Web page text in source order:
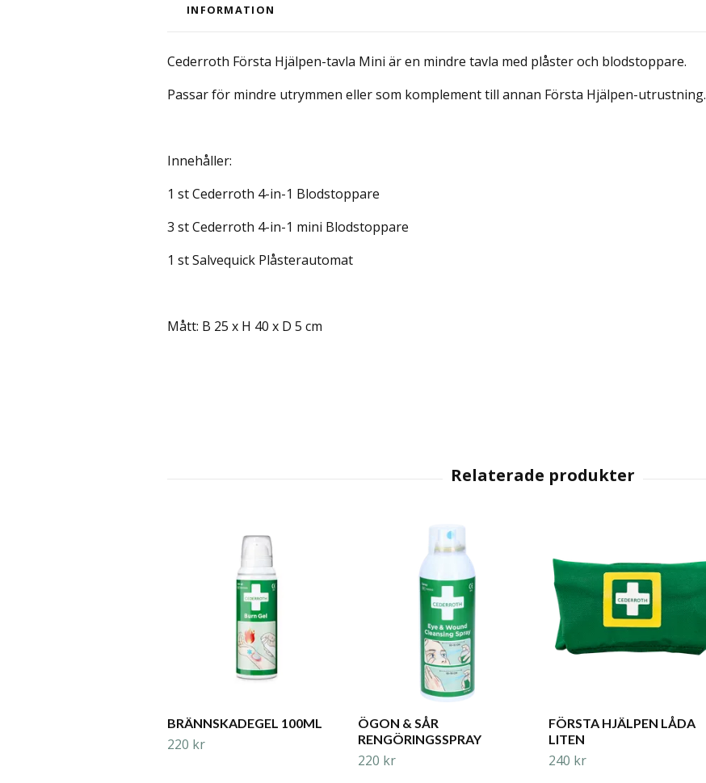
INFORMATION
Cederroth Första Hjälpen-tavla Mini är en mindre tavla med plåster och blodstoppare.
Passar för mindre utrymmen eller som komplement till annan Första Hjälpen-utrustning.
Innehåller:
1 st Cederroth 4-in-1 Blodstoppare
3 st Cederroth 4-in-1 mini Blodstoppare
1 st Salvequick Plåsterautomat
Mått: B 25 x H 40 x D 5 cm
BRÄNNSKADEGEL 100ML
220 kr
ÖGON & SÅR
RENGÖRINGSSPRAY
220 kr
FÖRSTA HJÄLPEN LÅDA
LITEN
240 kr